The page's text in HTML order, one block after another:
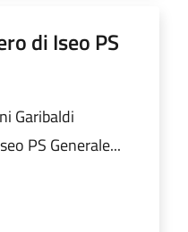
di Iseo PS
Garibaldi
PS Generale...